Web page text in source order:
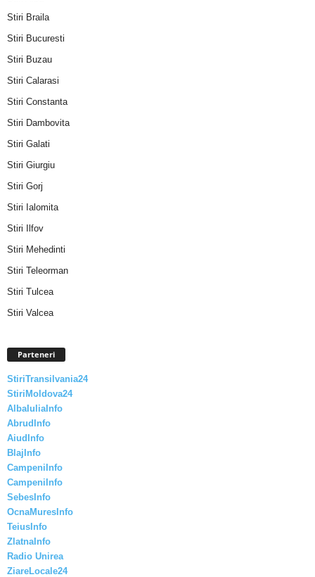
Stiri Braila
Stiri Bucuresti
Stiri Buzau
Stiri Calarasi
Stiri Constanta
Stiri Dambovita
Stiri Galati
Stiri Giurgiu
Stiri Gorj
Stiri Ialomita
Stiri Ilfov
Stiri Mehedinti
Stiri Teleorman
Stiri Tulcea
Stiri Valcea
Parteneri
StiriTransilvania24
StiriMoldova24
AlbaIuliaInfo
AbrudInfo
AiudInfo
BlajInfo
CampeniInfo
CampeniInfo
SebesInfo
OcnaMuresInfo
TeiusInfo
ZlatnaInfo
Radio Unirea
ZiareLocale24